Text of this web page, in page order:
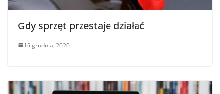
Gdy sprzęt przestaje działać
16 grudnia, 2020